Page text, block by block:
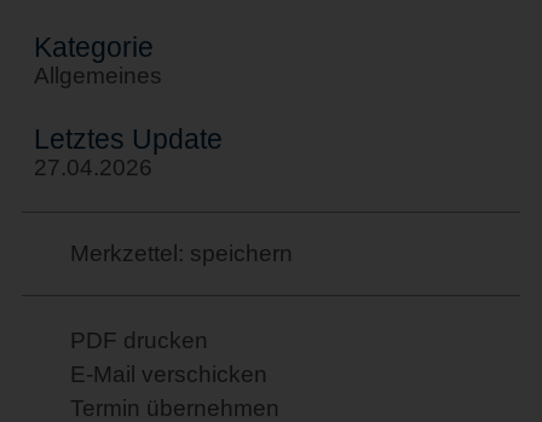
Kategorie
Allgemeines
Letztes Update
27.04.2026
Merkzettel: speichern
PDF drucken
E-Mail verschicken
Termin übernehmen